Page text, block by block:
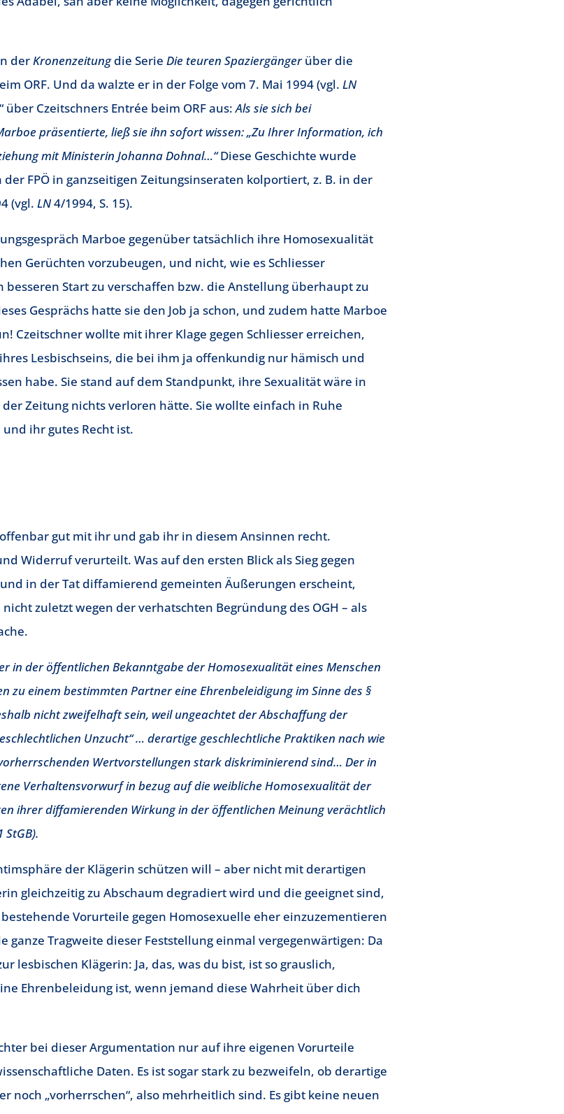
derKronenzeitungdie Serie Die teuren Spaziergängerüber die
ORF. Und da walzte er in der Folge vom 7. Mai 1994 (vgl. LN
über Czeitschners Entrée beim ORF aus:Als sie sich bei
präsentierte, ließ sie ihn sofort wissen: „Zu Ihrer Information, ich
mit Ministerin Johanna Dohnal…“Diese Geschichte wurde
FPÖ in ganzseitigen Zeitungsinseraten kolportiert, z. B. in der
(vgl. LN4/1994, S. 15).
Marboe gegenüber tatsächlich ihre Homosexualität
Gerüchten vorzubeugen, und nicht, wie es Schliesser
Start zu verschaffen bzw. die Anstellung überhaupt zu
Gesprächs hatte sie den Job ja schon, und zudem hatte Marboe
Czeitschner wollte mit ihrer Klage gegen Schliesser erreichen,
Lesbischseins, die bei ihm ja offenkundig nur hämisch und
habe. Sie stand auf dem Standpunkt, ihre Sexualität wäre in
Zeitung nichts verloren hätte. Sie wollte einfach in Ruhe
ihr gutes Recht ist.
gut mit ihr und gab ihr in diesem Ansinnen recht.
Widerruf verurteilt. Was auf den ersten Blick als Sieg gegen
in der Tat diffamierend gemeinten Äußerungen erscheint,
zuletzt wegen der verhatschten Begründung des OGH – als
in der öffentlichen Bekanntgabe der Homosexualität eines Menschen
zu einem bestimmten Partner eine Ehrenbeleidigung im Sinne des §
nicht zweifelhaft sein, weil ungeachtet der Abschaffung der
Unzucht“ … derartige geschlechtliche Praktiken nach wie
Wertvorstellungen stark diskriminierend sind… Der in
Verhaltensvorwurf in bezug auf die weibliche Homosexualität der
ihrer diffamierenden Wirkung in der öffentlichen Meinung verächtlich
der Klägerin schützen will – aber nicht mit derartigen
gleichzeitig zu Abschaum degradiert wird und die geeignet sind,
Vorurteile gegen Homosexuelle eher einzuzementieren
ganze Tragweite dieser Feststellung einmal vergegenwärtigen: Da
lesbischen Klägerin: Ja, das, was du bist, ist so grauslich,
Ehrenbeleidung ist, wenn jemand diese Wahrheit über dich
bei dieser Argumentation nur auf ihre eigenen Vorurteile
Daten. Es ist sogar stark zu bezweifeln, ob derartige
noch „vorherrschen“, also mehrheitlich sind. Es gibt keine neuen